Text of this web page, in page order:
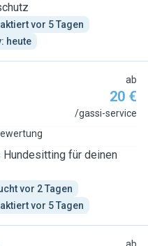
vor 5 Tagen
heute
ab
20 €
/gassi-service
für deinen
vor 2 Tagen
vor 5 Tagen